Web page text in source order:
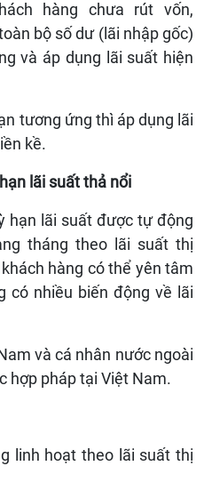
hàng chưa rút vốn,
bộ số dư (lãi nhập gốc)
và áp dụng lãi suất hiện
tương ứng thì áp dụng lãi
kề.
lãi suất thả nổi
hạn lãi suất được tự động
tháng theo lãi suất thị
hàng có thể yên tâm
có nhiều biến động về lãi
và cá nhân nước ngoài
hợp pháp tại Việt Nam.
linh hoạt theo lãi suất thị